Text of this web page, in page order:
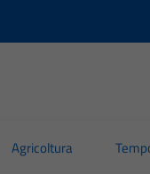
Agricoltura